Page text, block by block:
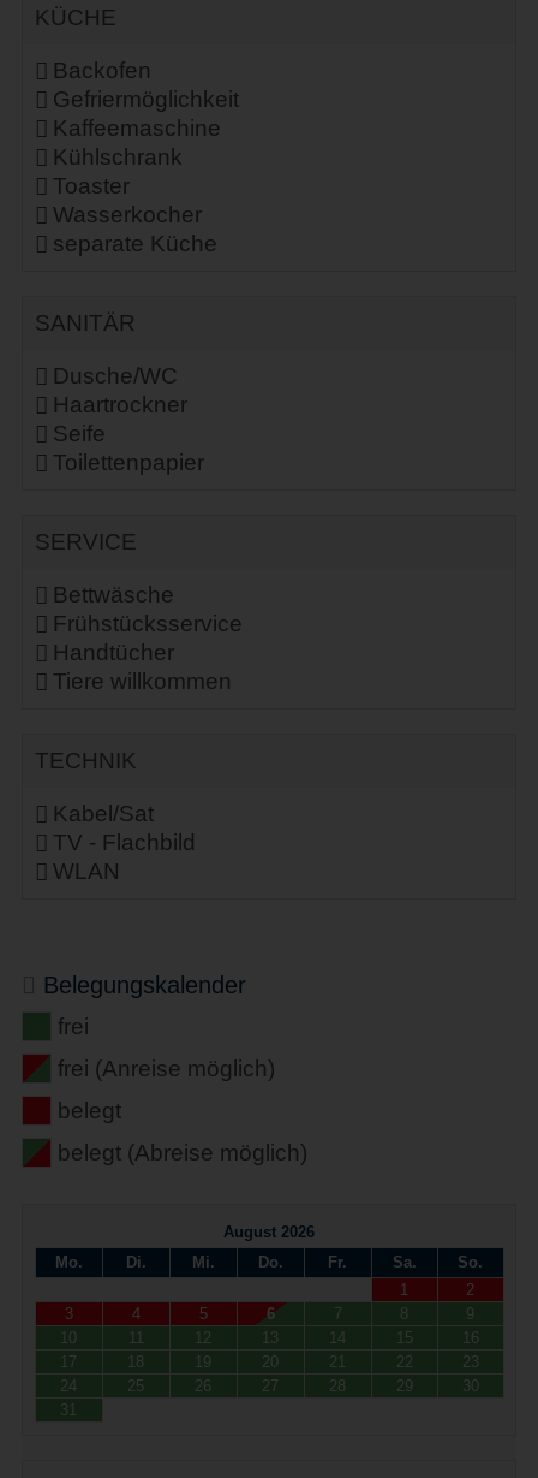
KÜCHE
Backofen
Gefriermöglichkeit
Kaffeemaschine
Kühlschrank
Toaster
Wasserkocher
separate Küche
SANITÄR
Dusche/WC
Haartrockner
Seife
Toilettenpapier
SERVICE
Bettwäsche
Frühstücksservice
Handtücher
Tiere willkommen
TECHNIK
Kabel/Sat
TV - Flachbild
WLAN
Belegungskalender
frei
frei (Anreise möglich)
belegt
belegt (Abreise möglich)
August 2026
Mo.
Di. Mi. Do. Fr. Sa.
So.
1
2
3
4 5 6 7 8
9
10
11 12 13 14 15
16
17
18 19 20 21 22
23
24
25 26 27 28 29
30
31